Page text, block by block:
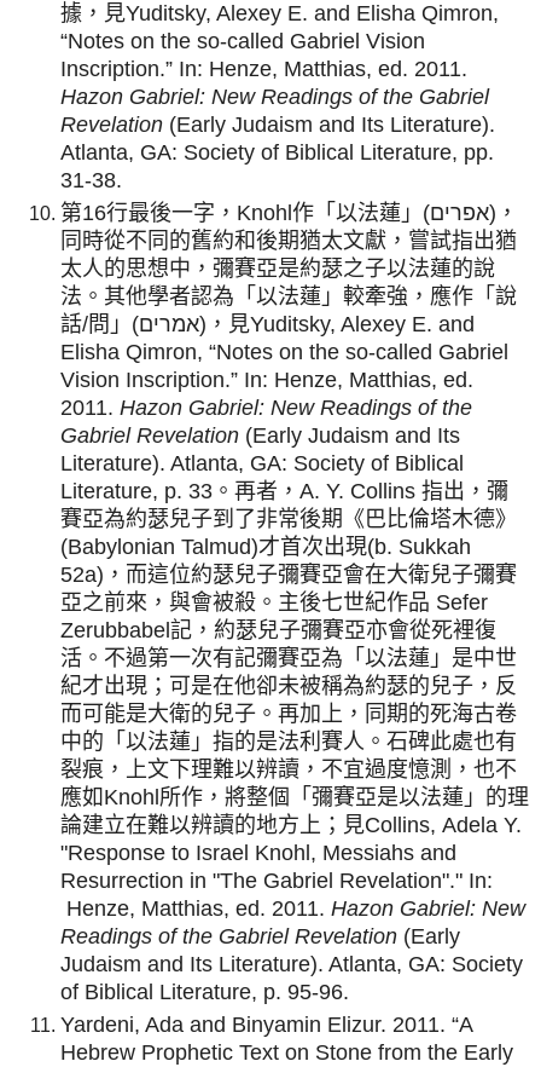
據，見Yuditsky, Alexey E. and Elisha Qimron,
“Notes on the so-called Gabriel Vision
Inscription.” In: Henze, Matthias, ed. 2011.
Hazon Gabriel: New Readings of the Gabriel
Revelation (Early Judaism and Its Literature).
Atlanta, GA: Society of Biblical Literature, pp.
31-38.
第16行最後一字，Knohl作「以法蓮」(אפרים)，
同時從不同的舊約和後期猶太文獻，嘗試指出猶
太人的思想中，彌賽亞是約瑟之子以法蓮的說
法。其他學者認為「以法蓮」較牽強，應作「說
話/問」(אמרים)，見Yuditsky, Alexey E. and
Elisha Qimron, “Notes on the so-called Gabriel
Vision Inscription.” In: Henze, Matthias, ed.
2011. Hazon Gabriel: New Readings of the
Gabriel Revelation (Early Judaism and Its
Literature). Atlanta, GA: Society of Biblical
Literature, p. 33。再者，A. Y. Collins 指出，彌
賽亞為約瑟兒子到了非常後期《巴比倫塔木德》
(Babylonian Talmud)才首次出現(b. Sukkah
52a)，而這位約瑟兒子彌賽亞會在大衛兒子彌賽
亞之前來，與會被殺。主後七世紀作品 Sefer
Zerubbabel記，約瑟兒子彌賽亞亦會從死裡復
活。不過第一次有記彌賽亞為「以法蓮」是中世
紀才出現；可是在他卻未被稱為約瑟的兒子，反
而可能是大衛的兒子。再加上，同期的死海古卷
中的「以法蓮」指的是法利賽人。石碑此處也有
裂痕，上文下理難以辨讀，不宜過度憶測，也不
應如Knohl所作，將整個「彌賽亞是以法蓮」的理
論建立在難以辨讀的地方上；見Collins, Adela Y.
"Response to Israel Knohl, Messiahs and
Resurrection in "The Gabriel Revelation"." In:
Henze, Matthias, ed. 2011. Hazon Gabriel: New
Readings of the Gabriel Revelation (Early
Judaism and Its Literature). Atlanta, GA: Society
of Biblical Literature, p. 95-96.
Yardeni, Ada and Binyamin Elizur. 2011. “A
Hebrew Prophetic Text on Stone from the Early